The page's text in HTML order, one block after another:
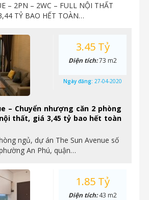
– 2PN – 2WC – FULL NỘI THẤT
TỶ BAO HẾT TOÀN…
– Chuyển nhượng căn 2 phòng
thất, giá 3,45 tỷ bao hết toàn
ngủ, dự án The Sun Avenue số
An Phú, quận…
3.45 Tỷ
Diện tích:73 m2
Ngày đăng: 27-04-2020
1.85 Tỷ
Diện tích:43 m2